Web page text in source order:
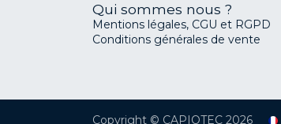
Qui sommes nous ?
Mentions légales, CGU et RGPD
Conditions générales de vente
Copyright © CAPIOTEC 2026